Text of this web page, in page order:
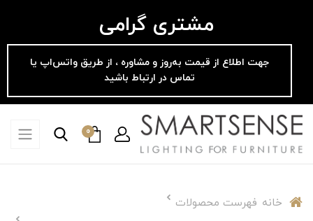
مشتری گرامی
جهت اطلاع از قیمت به‌روز و مشاوره ، از طریق واتس‌اپ یا
تماس در ارتباط باشید
0
خانه فهرست محصولات